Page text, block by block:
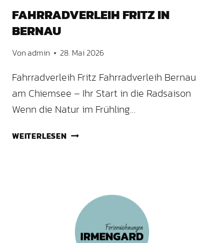
FAHRRADVERLEIH FRITZ IN
BERNAU
Von admin 28. Mai 2026
Fahrradverleih Fritz Fahrradverleih Bernau
am Chiemsee – Ihr Start in die Radsaison
Wenn die Natur im Frühling…
WEITERLESENFAHRRADVERLEIH